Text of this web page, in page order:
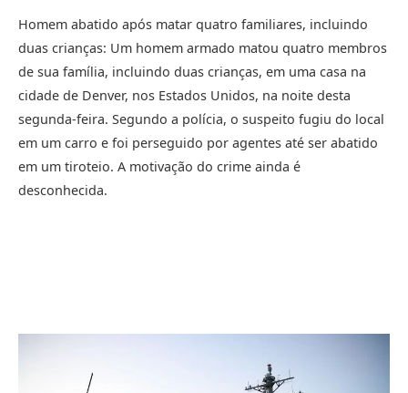
Homem abatido após matar quatro familiares, incluindo
duas crianças: Um homem armado matou quatro membros
de sua família, incluindo duas crianças, em uma casa na
cidade de Denver, nos Estados Unidos, na noite desta
segunda-feira. Segundo a polícia, o suspeito fugiu do local
em um carro e foi perseguido por agentes até ser abatido
em um tiroteio. A motivação do crime ainda é
desconhecida.